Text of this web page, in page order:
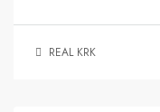
REAL KRK